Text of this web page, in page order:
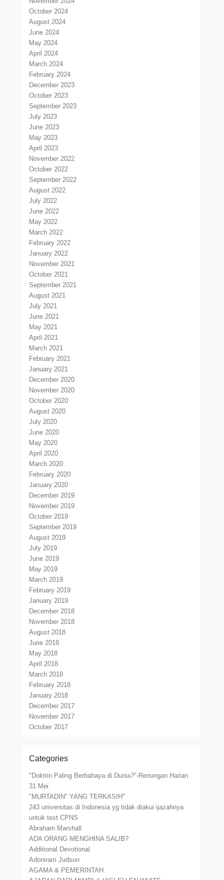
October 2024
August 2024
June 2024
May 2024
April 2024
March 2024
February 2024
December 2023
October 2023
September 2023
July 2023
June 2023
May 2023
April 2023
November 2022
October 2022
September 2022
August 2022
July 2022
June 2022
May 2022
March 2022
February 2022
January 2022
November 2021
October 2021
September 2021
August 2021
July 2021
June 2021
May 2021
April 2021
March 2021
February 2021
January 2021
December 2020
November 2020
October 2020
August 2020
July 2020
June 2020
May 2020
April 2020
March 2020
February 2020
January 2020
December 2019
November 2019
October 2019
September 2019
August 2019
July 2019
June 2019
May 2019
March 2019
February 2019
January 2019
December 2018
November 2018
August 2018
June 2018
May 2018
April 2018
March 2018
February 2018
January 2018
December 2017
November 2017
October 2017
Categories
"Doktrin Paling Berbahaya di Dunia?"-Renungan Harian
31 Mei
"MURTADIN" YANG TERKASIH"
243 universitas di Indonesia yg tidak diakui ijazahnya
untuk test CPNS
Abraham Marshall
ADA ORANG MENGHINA SALIB?
Additional Devotional
Adoniram Judson
AGAMA & PEMERINTAH